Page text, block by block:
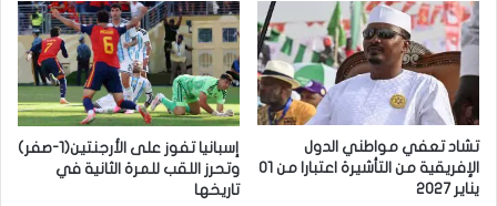
تشاد تعفي مواطني الدول
الإفريقية من التأشيرة اعتبارا من 01
يناير 2027
إسبانيا تفوز على الأرجنتين(1-صفر)
وتحرز اللقب للمرة الثانية في
تاريخها